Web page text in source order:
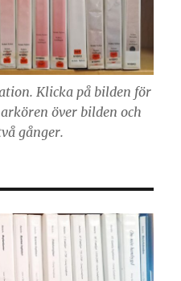
Klicka på bilden för
över bilden och
gånger.